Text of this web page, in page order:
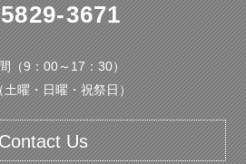
3671
（9：00～17：30）
土曜・日曜・祝祭日）
Contact Us